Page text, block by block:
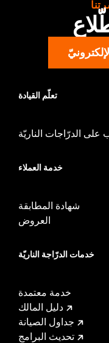
تعلّم القيادة
على الدرّاجات الناريّة
خدمة العملاء
شهادة المطابقة
العروض
خدمات الدرّاجة الناريّة
خدمة معتمدة
دليل المالك
جداول الصيانة
تحديث البرامج